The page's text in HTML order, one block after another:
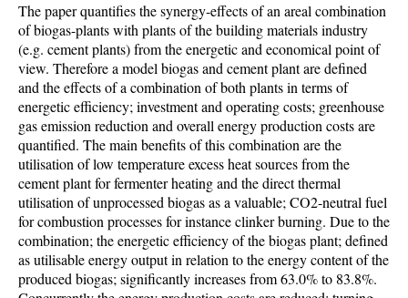
The paper quantifies the synergy-effects of an areal combination
of biogas-plants with plants of the building materials industry
(e.g. cement plants) from the energetic and economical point of
view. Therefore a model biogas and cement plant are defined
and the effects of a combination of both plants in terms of
energetic efficiency; investment and operating costs; greenhouse
gas emission reduction and overall energy production costs are
quantified. The main benefits of this combination are the
utilisation of low temperature excess heat sources from the
cement plant for fermenter heating and the direct thermal
utilisation of unprocessed biogas as a valuable; CO2-neutral fuel
for combustion processes for instance clinker burning. Due to the
combination; the energetic efficiency of the biogas plant; defined
as utilisable energy output in relation to the energy content of the
produced biogas; significantly increases from 63.0% to 83.8%.